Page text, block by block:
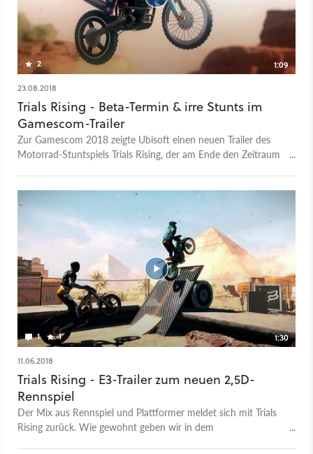
2
1:09
23.08.2018
Trials Rising - Beta-Termin & irre Stunts im
Gamescom-Trailer
Zur Gamescom 2018 zeigte Ubisoft einen neuen Trailer des
Motorrad-Stuntspiels Trials Rising, der am Ende den Zeitraum
kommen, müsst ihr euch zuvor auf der offiziellen Website
registrieren. Zudem nannte Ubisoft ein präzises Release-
Datum für Trials Rising: den 12. Februar 2019. Mit Trials Rising
erscheint nun schon der sechste Teil der Rennserie von
Entwickler Redlynx. Das Gameplay dreht sich um das
Überwinden von abenteurlichen Parkours mit einem Trial-
Motorrad. Als Locations dienen der Mount Everest, der
Eiffelturm und der Yellowstone Nationalpark.
1 1
1:30
11.06.2018
Trials Rising - E3-Trailer zum neuen 2,5D-
Rennspiel
Der Mix aus Rennspiel und Plattformer meldet sich mit Trials
Rising zurück. Wie gewohnt geben wir in dem